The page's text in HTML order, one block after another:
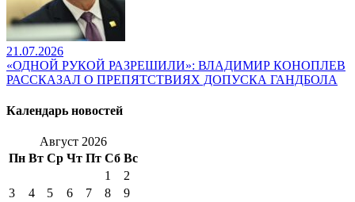
21.07.2026
«ОДНОЙ РУКОЙ РАЗРЕШИЛИ»: ВЛАДИМИР КОНОПЛЕВ
РАССКАЗАЛ О ПРЕПЯТСТВИЯХ ДОПУСКА ГАНДБОЛА
Календарь новостей
Август 2026
Пн Вт Ср Чт Пт Сб Вс
1
2
3
4 5 6 7 8
9